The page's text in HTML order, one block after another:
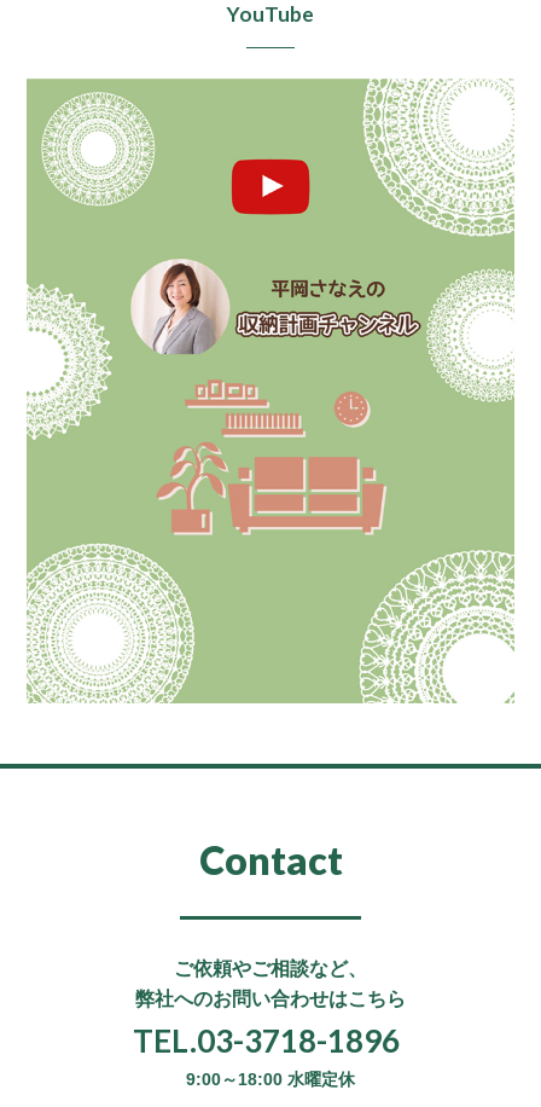
YouTube
Contact
ご依頼やご相談など、
弊社へのお問い合わせはこちら
TEL.03-3718-1896
9:00～18:00 水曜定休